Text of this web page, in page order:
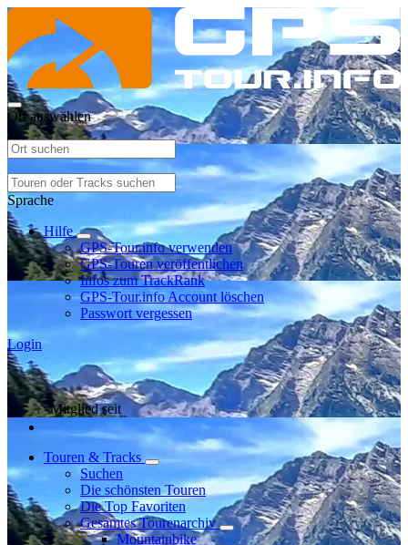
Ort auswählen
Sprache
Hilfe
GPS-Tour.info verwenden
GPS-Touren veröffentlichen
Infos zum TrackRank
GPS-Tour.info Account löschen
Passwort vergessen
Login
Mitglied seit
Touren & Tracks
Suchen
Die schönsten Touren
Die Top Favoriten
Gesamtes Tourenarchiv
Mountainbike